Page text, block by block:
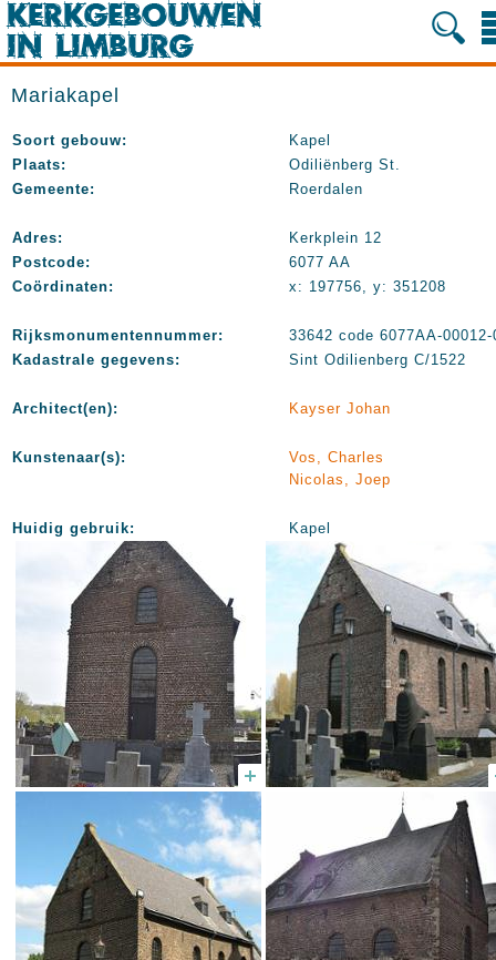
Mariakapel
Soort gebouw:
Kapel
Plaats:
Odiliënberg St.
Gemeente:
Roerdalen
Adres:
Kerkplein 12
Postcode:
6077 AA
Coördinaten:
x: 197756, y: 351208
Rijksmonumentennummer:
33642 code 6077AA-00012-
Kadastrale gegevens:
Sint Odilienberg C/1522
Architect(en): Kayser Johan
Kunstenaar(s):
Vos, Charles
Nicolas, Joep
Huidig gebruik: Kapel